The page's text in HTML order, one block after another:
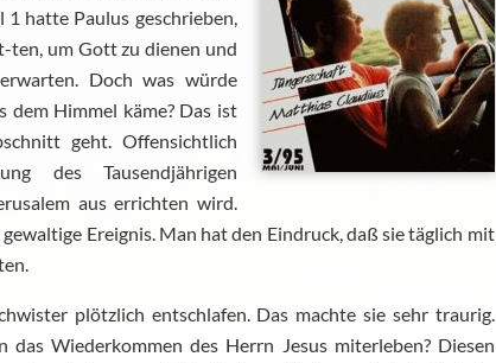
hatte Paulus geschrieben,
ten, um Gott zu dienen und
Doch was würde
dem Himmel käme? Das ist
geht. Offensichtlich
des Tausendjährigen
aus errichten wird.
Ereignis. Man hat den Eindruck, daß sie täglich mit
plötzlich entschlafen. Das machte sie sehr traurig.
das Wiederkommen des Herrn Jesus miterleben? Diesen